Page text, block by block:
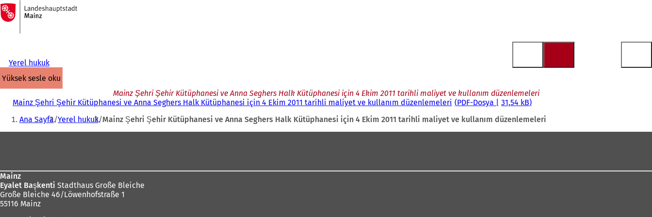
İçeriğe atla
Ana
sayfaya
Yerel hukuk
yüksek sesle oku
Mainz Şehri Şehir Kütüphanesi ve Anna Seghers Halk Kütüphanesi için 4 Ekim 2011 tarihli maliyet ve kullanım düzenlemeleri
Mainz Şehri Şehir Kütüphanesi ve Anna Seghers Halk Kütüphanesi için 4 Ekim 2011 tarihli maliyet ve kullanım düzenlemeleri PDF-Dosya 31,54 kB
Buradasınız:
Ana Sayfa Yerel hukuk Mainz Şehri Şehir Kütüphanesi ve Anna Seghers Halk Kütüphanesi için 4 Ekim 2011 tarihli maliyet ve kullanım düzenlemeleri
Mainz
Eyalet Başkenti Stadthaus Große Bleiche
Große Bleiche 46/Löwenhofstraße 1
55116 Mainz